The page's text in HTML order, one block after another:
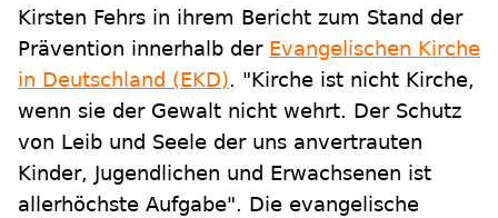
Kirsten Fehrs in ihrem Bericht zum Stand der
Prävention innerhalb der Evangelischen Kirche
in Deutschland (EKD). "Kirche ist nicht Kirche,
wenn sie der Gewalt nicht wehrt. Der Schutz
von Leib und Seele der uns anvertrauten
Kinder, Jugendlichen und Erwachsenen ist
allerhöchste Aufgabe". Die evangelische